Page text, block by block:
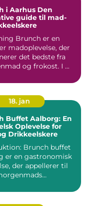
Aarhus Den
guide til mad-
Brunch er en
madoplevelse, der
det bedste fra
og frokost. I ...
18. jan
Buffet Aalborg: En
Oplevelse for
Drikkeelskere
Brunch buffet
er en gastronomisk
der appellerer til